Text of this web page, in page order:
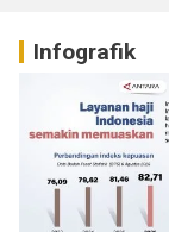
Infografik